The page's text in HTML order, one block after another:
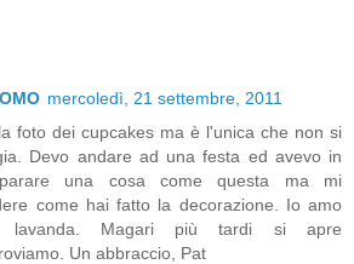
mercoledì, 21 settembre, 2011
foto dei cupcakes ma è l'unica che non si
Devo andare ad una festa ed avevo in
una cosa come questa ma mi
come hai fatto la decorazione. Io amo
lavanda. Magari più tardi si apre
Un abbraccio, Pat